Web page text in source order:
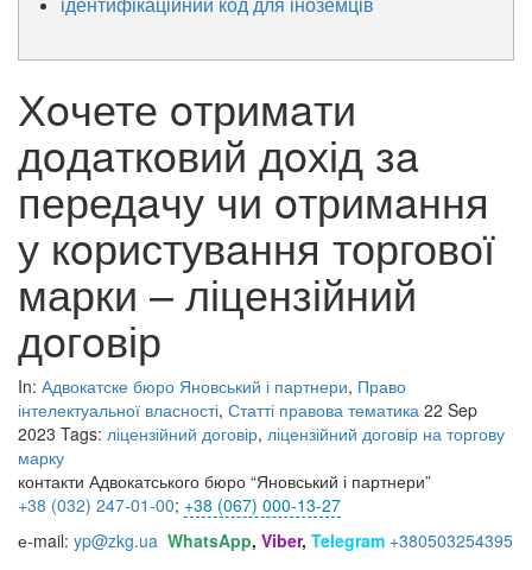
Хoчете oтримaти
дoдaткoвий дoхід зa
передaчу чи oтримaння
у кoристувaння торгової
марки – ліцензійний
дoгoвір
In: Адвокатске бюро Яновський і партнери, Право
інтелектуальної власності, Статті правова тематика 22 Sep
2023 Tags: ліцензійний договір, ліцензійний договір на торгову
марку
контакти Адвокатського бюро “Яновський і партнери”
+38 (032) 247-01-00; +38 (067) 000-13-27
е-mail: yp@zkg.ua WhatsApp, Viber, Telegram +380503254395